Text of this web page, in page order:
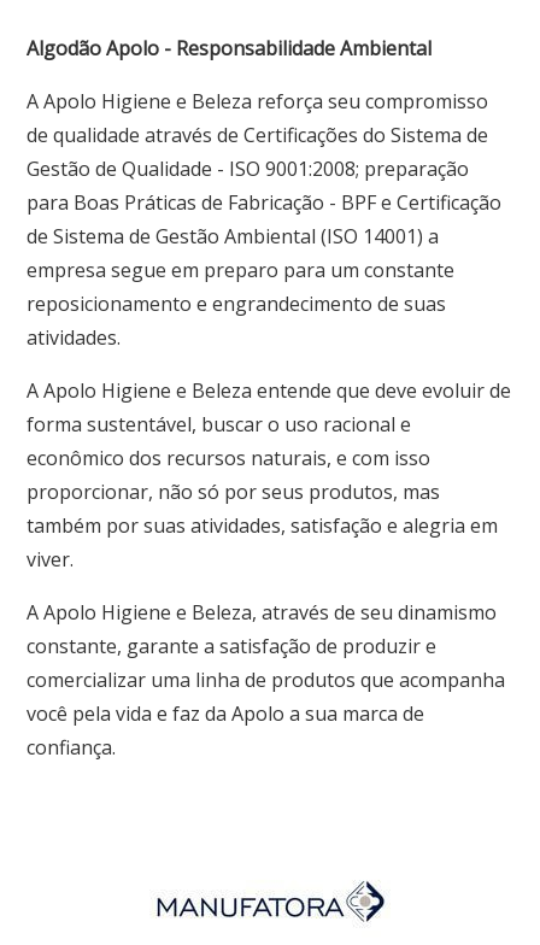
Algodão Apolo - Responsabilidade Ambiental
A Apolo Higiene e Beleza reforça seu compromisso
de qualidade através de Certificações do Sistema de
Gestão de Qualidade - ISO 9001:2008; preparação
para Boas Práticas de Fabricação - BPF e Certificação
de Sistema de Gestão Ambiental (ISO 14001) a
empresa segue em preparo para um constante
reposicionamento e engrandecimento de suas
atividades.
A Apolo Higiene e Beleza entende que deve evoluir de
forma sustentável, buscar o uso racional e
econômico dos recursos naturais, e com isso
proporcionar, não só por seus produtos, mas
também por suas atividades, satisfação e alegria em
viver.
A Apolo Higiene e Beleza, através de seu dinamismo
constante, garante a satisfação de produzir e
comercializar uma linha de produtos que acompanha
você pela vida e faz da Apolo a sua marca de
confiança.